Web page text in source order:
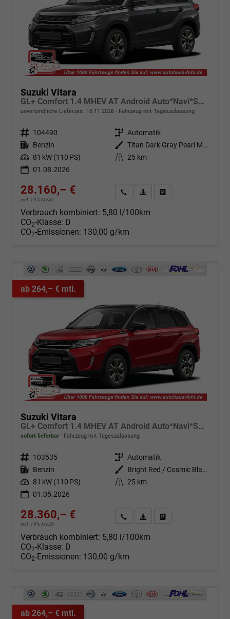
Suzuki Vitara
GL+ Comfort 1.4 MHEV AT Android Auto*Navi*SHZ*ACC*Kamera*Klimauto*LED*PrivacyGlas
unverbindliche Lieferzeit: 16.11.2026 Fahrzeug mit Tageszulassung
Fahrzeugnr. 104490 Getriebe Automatik
Kraftstoff Benzin Außenfarbe
Titan Dark Gray Pearl Metallic (ZZZ)
Leistung 81 kW (110 PS) Kilometerstand 25 km
01.08.2026
28.160,– €
incl. 19% MwSt.
Angebot anfordern
Fahrzeugexpose (PDF)
Verbrauch kombiniert: 5,80 l/100km
CO2-Klasse: D
CO2-Emissionen: 130,00 g/km
ab 264,– € mtl.
Suzuki Vitara
GL+ Comfort 1.4 MHEV AT Android Auto*Navi*SHZ*ACC*Kamera*Klimauto*LED*PrivacyGlas
sofort lieferbar Fahrzeug mit Tageszulassung
Fahrzeugnr. 103535 Getriebe Automatik
Kraftstoff Benzin Außenfarbe
Bright Red / Cosmic Black Pearl Metallic
Leistung 81 kW (110 PS) Kilometerstand 25 km
01.05.2026
28.360,– €
incl. 19% MwSt.
Angebot anfordern
Fahrzeugexpose (PDF)
Verbrauch kombiniert: 5,80 l/100km
CO2-Klasse: D
CO2-Emissionen: 130,00 g/km
ab 264,– € mtl.